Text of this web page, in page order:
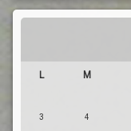
L M
3 4